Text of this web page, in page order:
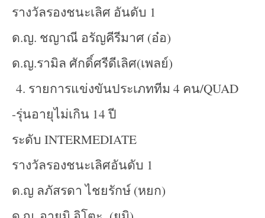
รางวัลรองชนะเลิศ อันดับ 1
ด.ญ. ชญาณี อรัญคีรีมาศ (อ๋อ)
ด.ญ.รามิล ศักดิ์ศรีดีเลิศ(เพลย์)
4. รายการแข่งขันประเภททีม 4 คน/QUAD
-รุ่นอายุไม่เกิน 14 ปี
ระดับ INTERMEDIATE
รางวัลรองชนะเลิศอันดับ 1
ด.ญ ลภัสรดา ไชยรักษ์ (หยก)